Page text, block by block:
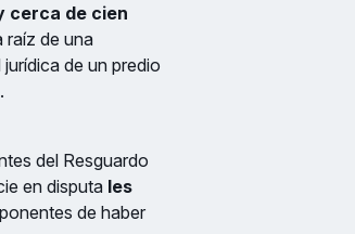
cerca de cien
raíz de una
de un predio
del Resguardo
en disputa les
de haber